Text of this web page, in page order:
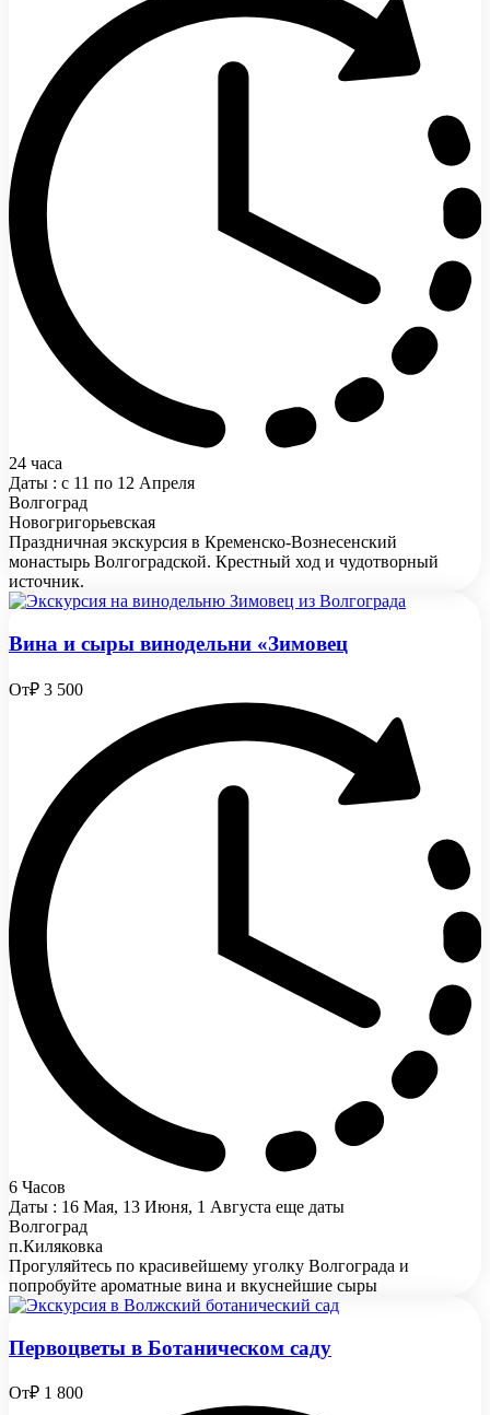
24 часа
Даты : с 11 по 12 Апреля
Волгоград
Новогригорьевская
Праздничная экскурсия в Кременско-Вознесенский
монастырь Волгоградской. Крестный ход и чудотворный
источник.
Вина и сыры винодельни «Зимовец
От₽ 3 500
6 Часов
Даты : 16 Мая, 13 Июня, 1 Августа еще даты
Волгоград
п.Киляковка
Прогуляйтесь по красивейшему уголку Волгограда и
попробуйте ароматные вина и вкуснейшие сыры
Первоцветы в Ботаническом саду
От₽ 1 800